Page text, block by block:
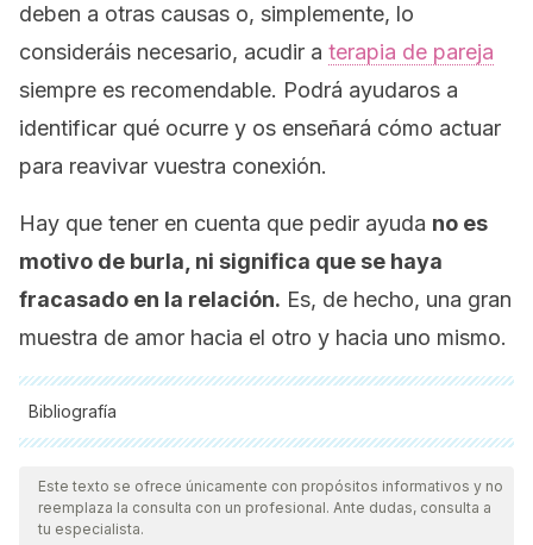
deben a otras causas o, simplemente, lo
consideráis necesario, acudir a terapia de pareja
siempre es recomendable. Podrá ayudaros a
identificar qué ocurre y os enseñará cómo actuar
para reavivar vuestra conexión.
Hay que tener en cuenta que pedir ayuda no es
motivo de burla, ni significa que se haya
fracasado en la relación. Es, de hecho, una gran
muestra de amor hacia el otro y hacia uno mismo.
Bibliografía
Todas las fuentes citadas fueron revisadas a profundidad por
nuestro equipo, para asegurar su calidad, confiabilidad,
vigencia y validez.La bibliografía de este artículo fue
Este texto se ofrece únicamente con propósitos informativos y no
reemplaza la consulta con un profesional. Ante dudas, consulta a
tu especialista.